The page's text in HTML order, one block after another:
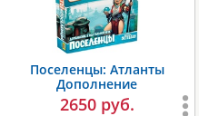
Поселенцы: Атланты
Дополнение
2650 руб.